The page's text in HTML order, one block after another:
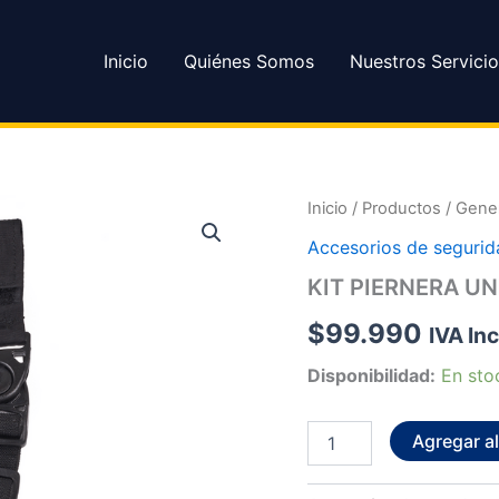
Inicio Quiénes Somos Nuestros
Inicio / Productos /
Accesorios de
KIT PIERNERA
$99.990 IVA
Disponibilidad: En
KIT
UNIVERSAL
-
cantidad
Agregar